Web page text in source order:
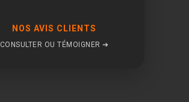
NOS AVIS CLIENTS
CONSULTER OU TÉMOIGNER ➔